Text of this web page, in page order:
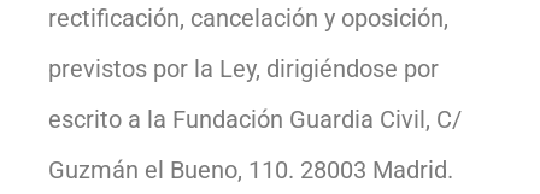
rectificación, cancelación y oposición,
previstos por la Ley, dirigiéndose por
escrito a la Fundación Guardia Civil, C/
Guzmán el Bueno, 110. 28003 Madrid.